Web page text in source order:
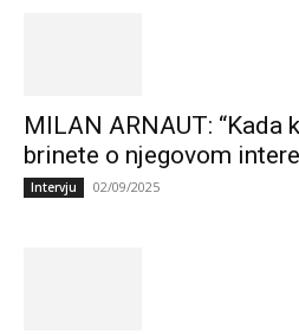
MILAN ARNAUT: “Kada
brinete o njegovom
Intervju 02/09/2025